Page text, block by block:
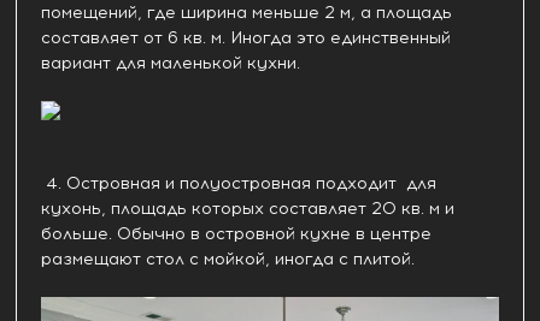
помещений, где ширина меньше 2 м, а площадь
составляет от 6 кв. м. Иногда это единственный
вариант для маленькой кухни.
4. Островная и полуостровная подходит для
кухонь, площадь которых составляет 20 кв. м и
больше. Обычно в островной кухне в центре
размещают стол с мойкой, иногда с плитой.